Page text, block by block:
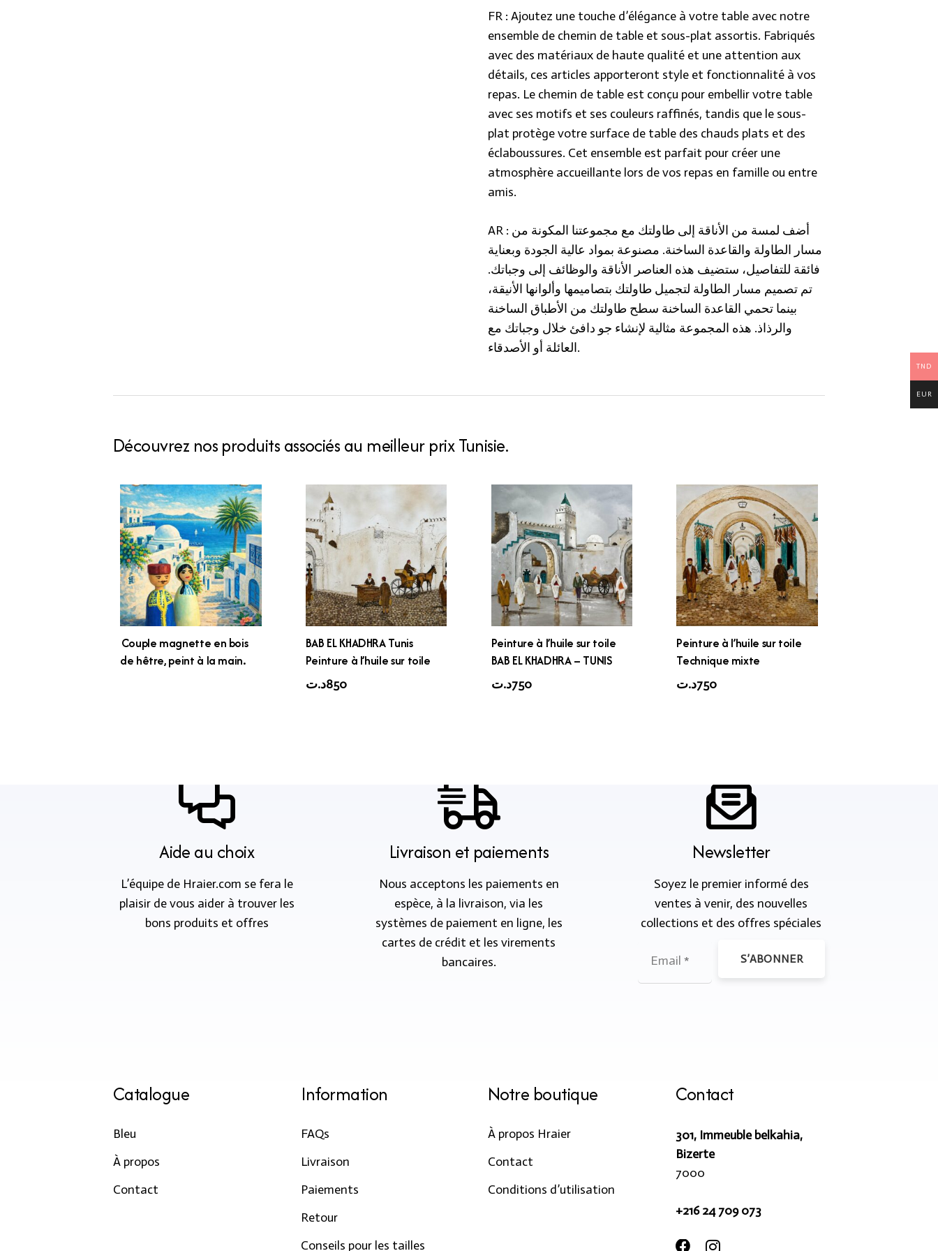
FR : Ajoutez une touche d’élégance à votre table avec notre
ensemble de chemin de table et sous-plat assortis. Fabriqués
avec des matériaux de haute qualité et une attention aux
détails, ces articles apporteront style et fonctionnalité à vos
repas. Le chemin de table est conçu pour embellir votre table
avec ses motifs et ses couleurs raffinés, tandis que le sous-
plat protège votre surface de table des chauds plats et des
éclaboussures. Cet ensemble est parfait pour créer une
atmosphère accueillante lors de vos repas en famille ou entre
amis.
AR : أضف لمسة من الأناقة إلى طاولتك مع مجموعتنا المكونة من
مسار الطاولة والقاعدة الساخنة. مصنوعة بمواد عالية الجودة وبعناية
فائقة للتفاصيل، ستضيف هذه العناصر الأناقة والوظائف إلى وجباتك.
تم تصميم مسار الطاولة لتجميل طاولتك بتصاميمها وألوانها الأنيقة،
بينما تحمي القاعدة الساخنة سطح طاولتك من الأطباق الساخنة
والرذاذ. هذه المجموعة مثالية لإنشاء جو دافئ خلال وجباتك مع
العائلة أو الأصدقاء.
Découvrez nos produits associés au meilleur prix Tunisie.
Couple magnette en bois
de hêtre, peint à la main.
BAB EL KHADHRA Tunis
Peinture à l’huile sur toile
850د.ت
Peinture à l’huile sur toile
BAB EL KHADHRA – TUNIS
750د.ت
Peinture à l’huile sur toile
Technique mixte
750د.ت
Aide au choix
L’équipe de Hraier.com se fera le
plaisir de vous aider à trouver les
bons produits et offres
Livraison et paiements
Nous acceptons les paiements en
espèce, à la livraison, via les
systèmes de paiement en ligne, les
cartes de crédit et les virements
bancaires.
Newsletter
Soyez le premier informé des
ventes à venir, des nouvelles
collections et des offres spéciales
S’ABONNER
Catalogue
Bleu
À propos
Contact
Information
FAQs
Livraison
Paiements
Retour
Conseils pour les tailles
Notre boutique
À propos Hraier
Contact
Conditions d’utilisation
Contact
301, Immeuble belkahia,
Bizerte
7000
+216 24 709 073
TND
EUR